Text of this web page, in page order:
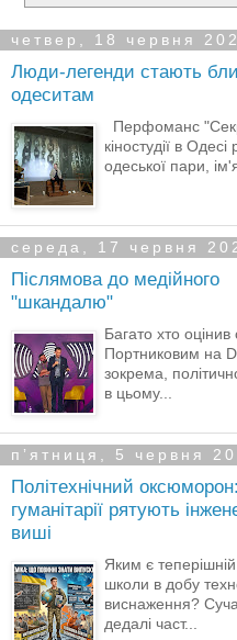
четвер, 18 червня
Люди-легенди стають
одеситам
Перфоманс
кіностудії в
одеської пари,
середа, 17 червня
Післямова до медійного
"шкандалю"
Багато хто оцінив
Портниковим на
зокрема,
в цьому...
пʼятниця, 5 червня
Політехнічний оксюморон:
гуманітарії рятують
виші
Яким є теперішній
школи в добу
виснаження?
дедалі част...